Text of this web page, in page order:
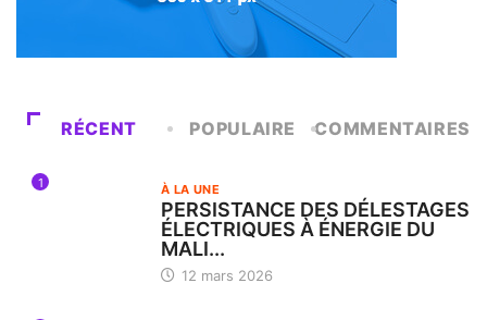
RÉCENT POPULAIRE COMMENTAIRES
1 À LA UNE
PERSISTANCE DES DÉLESTAGES
ÉLECTRIQUES À ÉNERGIE DU
MALI...
12 mars 2026